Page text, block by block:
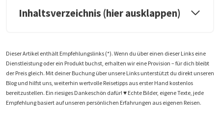
Inhaltsverzeichnis (hier ausklappen)
Dieser Artikel enthält Empfehlungslinks (*). Wenn du über einen dieser Links eine
Dienstleistung oder ein Produkt buchst, erhalten wir eine Provision – für dich bleibt
der Preis gleich. Mit deiner Buchung über unsere Links unterstützt du direkt unseren
Blog und hilfst uns, weiterhin wertvolle Reisetipps aus erster Hand kostenlos
bereitzustellen. Ein riesiges Dankeschön dafür! ♥️ Echte Bilder, eigene Texte, jede
Empfehlung basiert auf unseren persönlichen Erfahrungen aus eigenen Reisen.